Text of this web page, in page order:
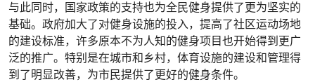
与此同时，国家政策的支持也为全民健身提供了更为坚实的
基础。政府加大了对健身设施的投入，提高了社区运动场地
的建设标准，许多原本不为人知的健身项目也开始得到更广
泛的推广。特别是在城市和乡村，体育设施的建设和管理得
到了明显改善，为市民提供了更好的健身条件。